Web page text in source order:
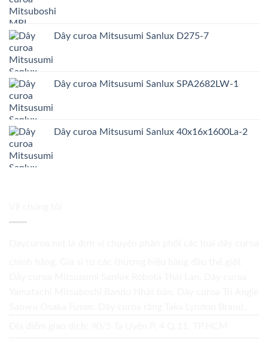
Dây curoa Mitsusumi Sanlux D275-7
Dây curoa Mitsusumi Sanlux SPA2682LW-1
Dây curoa Mitsusumi Sanlux 40x16x1600La-2